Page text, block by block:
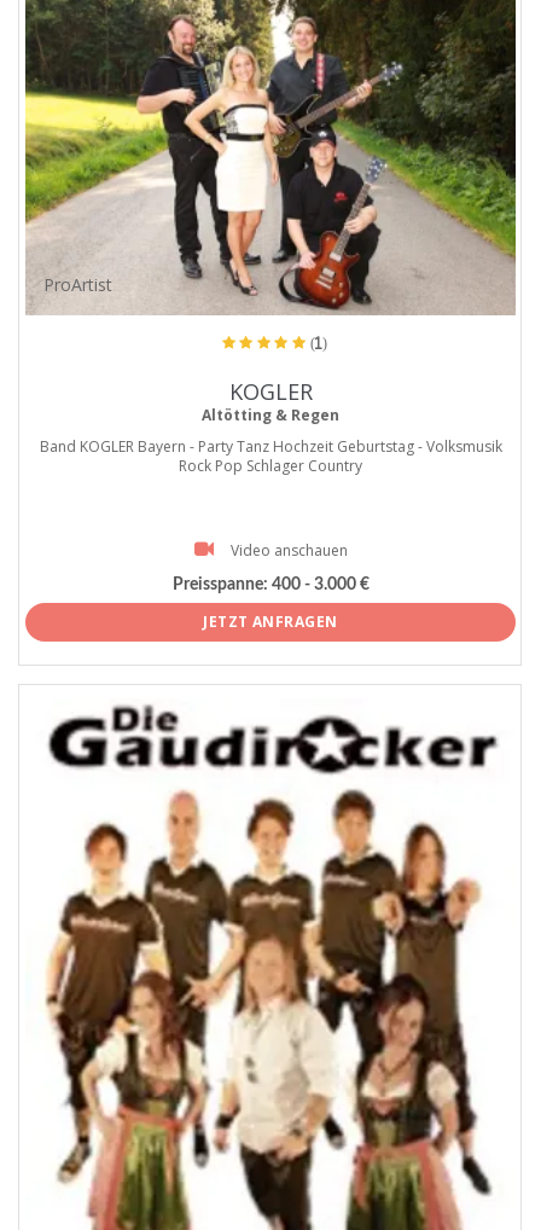
ProArtist
(1)
KOGLER
Altötting & Regen
Band KOGLER Bayern - Party Tanz Hochzeit Geburtstag - Volksmusik
Rock Pop Schlager Country
Video anschauen
Preisspanne: 400 - 3.000 €
JETZT ANFRAGEN